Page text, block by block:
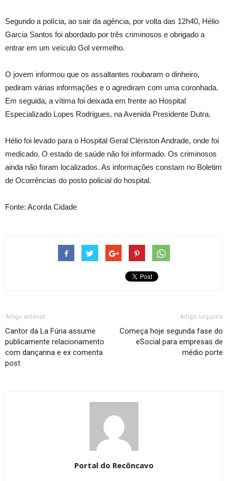
Segundo a polícia, ao sair da agência, por volta das 12h40, Hélio
Garcia Santos foi abordado por três criminosos e obrigado a
entrar em um veículo Gol vermelho.
O jovem informou que os assaltantes roubaram o dinheiro,
pediram várias informações e o agrediram com uma coronhada.
Em seguida, a vítima foi deixada em frente ao Hospital
Especializado Lopes Rodrigues, na Avenida Presidente Dutra.
Hélio foi levado para o Hospital Geral Clériston Andrade, onde foi
medicado. O estado de saúde não foi informado. Os criminosos
ainda não foram localizados. As informações constam no Boletim
de Ocorrências do posto policial do hospital.
Fonte: Acorda Cidade
Artigo anterior
Cantor da La Fúria assume
publicamente relacionamento
com dançarina e ex comenta
post
Artigo seguinte
Começa hoje segunda fase do
eSocial para empresas de
médio porte
Portal do Recôncavo